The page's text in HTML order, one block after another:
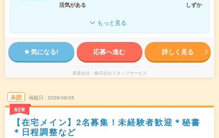
活気がある
しずか
もっと見る
気になる! 応募へ進む 詳しく見る
派遣会社 株式会社スタッフサービス
未読
NEW
掲載日 2026/08/05
【在宅メイン】2名募集！未経験者歓迎＊秘書
＊日程調整など